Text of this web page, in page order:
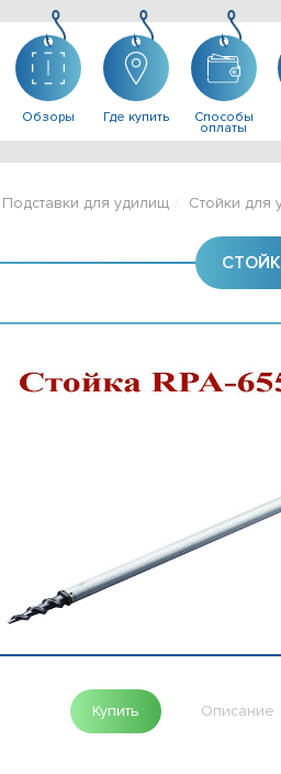
Обзоры Где купить Способы
оплаты
Подставки для удилищ Стойки для
Купить Описание